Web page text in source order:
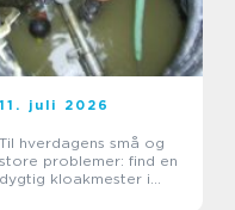
11. juli 2026
Til hverdagens små og
store problemer: find en
dygtig kloakmester i